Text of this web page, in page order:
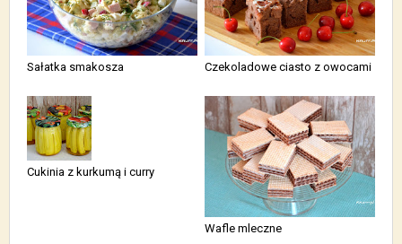
Sałatka smakosza Czekoladowe ciasto z owocami
Cukinia z kurkumą i curry
Wafle mleczne